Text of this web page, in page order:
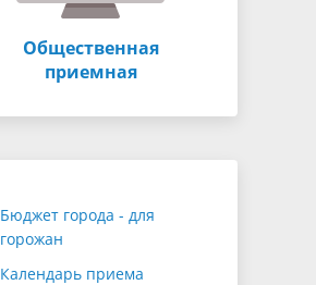
Общественная
приемная
Бюджет города - для
горожан
Календарь приема